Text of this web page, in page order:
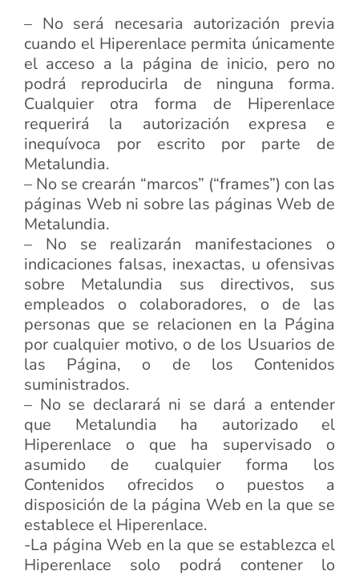
– No será necesaria autorización previa
cuando el Hiperenlace permita únicamente
el acceso a la página de inicio, pero no
podrá reproducirla de ninguna forma.
Cualquier otra forma de Hiperenlace
requerirá la autorización expresa e
inequívoca por escrito por parte de
Metalundia.
– No se crearán “marcos” (“frames”) con las
páginas Web ni sobre las páginas Web de
Metalundia.
– No se realizarán manifestaciones o
indicaciones falsas, inexactas, u ofensivas
sobre Metalundia sus directivos, sus
empleados o colaboradores, o de las
personas que se relacionen en la Página
por cualquier motivo, o de los Usuarios de
las Página, o de los Contenidos
suministrados.
– No se declarará ni se dará a entender
que Metalundia ha autorizado el
Hiperenlace o que ha supervisado o
asumido de cualquier forma los
Contenidos ofrecidos o puestos a
disposición de la página Web en la que se
establece el Hiperenlace.
-La página Web en la que se establezca el
Hiperenlace solo podrá contener lo